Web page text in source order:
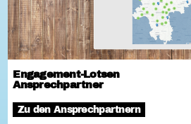
Engagement-Lotsen
Ansprechpartner
Zu den Ansprechpartnern